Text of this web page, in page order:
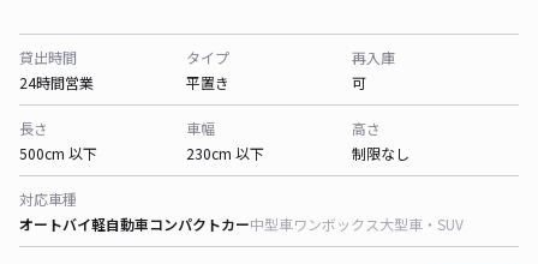
貸出時間
24時間営業
タイプ
平置き
再入庫
可
長さ
500cm 以下
車幅
230cm 以下
高さ
制限なし
対応車種
オートバイ軽自動車コンパクトカー中型車ワンボックス大型車・SUV